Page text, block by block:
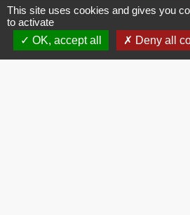
3 place de la
+33 4 67 73 71
Contact par
This site uses cookies and gives you
to activate
OK, accept all
Deny all